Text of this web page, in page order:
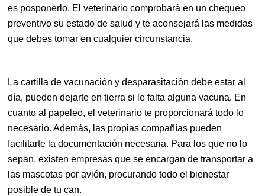
es posponerlo. El veterinario comprobará en un chequeo
preventivo su estado de salud y te aconsejará las medidas
que debes tomar en cualquier circunstancia.
La cartilla de vacunación y desparasitación debe estar al
día, pueden dejarte en tierra si le falta alguna vacuna. En
cuanto al papeleo, el veterinario te proporcionará todo lo
necesario. Además, las propias compañías pueden
facilitarte la documentación necesaria. Para los que no lo
sepan, existen empresas que se encargan de transportar a
las mascotas por avión, procurando todo el bienestar
posible de tu can.